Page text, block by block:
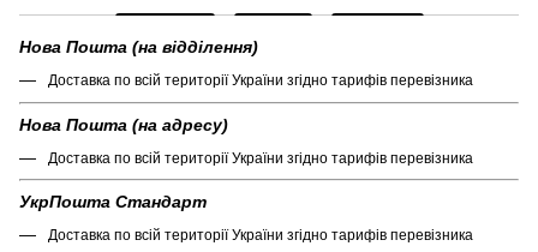
Нова Пошта (на відділення)
Доставка по всій території України згідно тарифів перевізника
Нова Пошта (на адресу)
Доставка по всій території України згідно тарифів перевізника
УкрПошта Стандарт
Доставка по всій території України згідно тарифів перевізника